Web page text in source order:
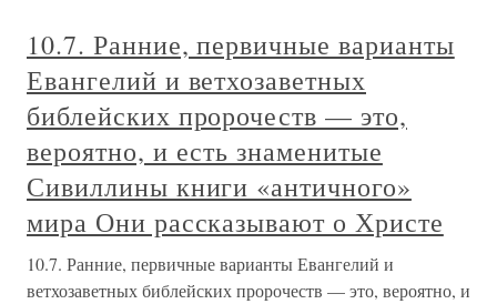
10.7. Ранние, первичные варианты
Евангелий и ветхозаветных
библейских пророчеств — это,
вероятно, и есть знаменитые
Сивиллины книги «античного»
мира Они рассказывают о Христе
10.7. Ранние, первичные варианты Евангелий и
ветхозаветных библейских пророчеств — это, вероятно, и